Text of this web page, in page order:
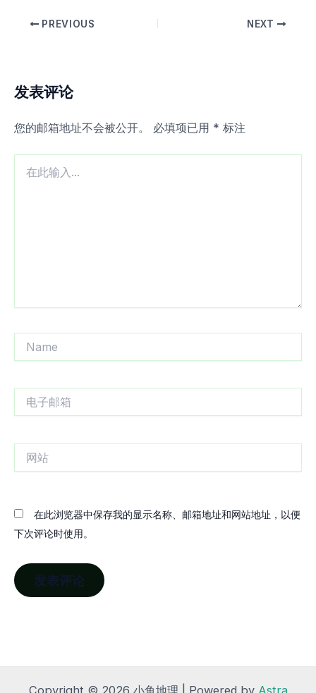
PREVIOUS NEXT
发表评论
您的邮箱地址不会被公开。 必填项已用 * 标注
在此浏览器中保存我的显示名称、邮箱地址和网站地址，以便
下次评论时使用。